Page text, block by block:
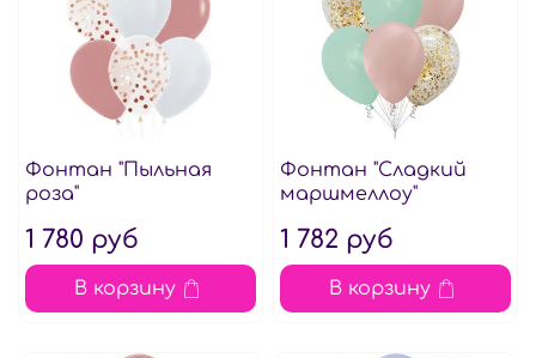
Фонтан "Пыльная
роза"
1 780 руб
В корзину
Фонтан "Сладкий
маршмеллоу"
1 782 руб
В корзину